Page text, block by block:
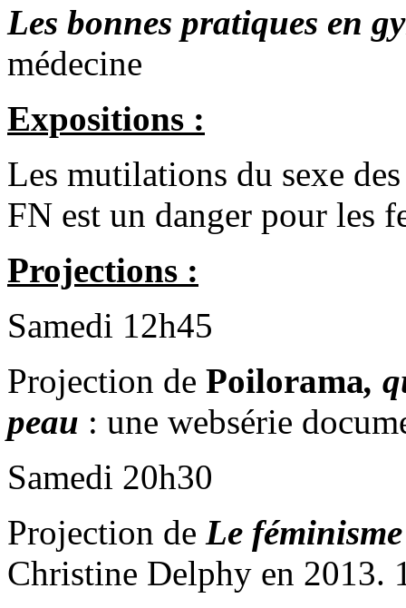
Les bonnes pratiques en
médecine
Expositions :
Les mutilations du sexe
FN est un danger pour les
Projections :
Samedi 12h45
Projection de Poilorama,
peau : une websérie
Samedi 20h30
Projection de Le
Christine Delphy en 2013.